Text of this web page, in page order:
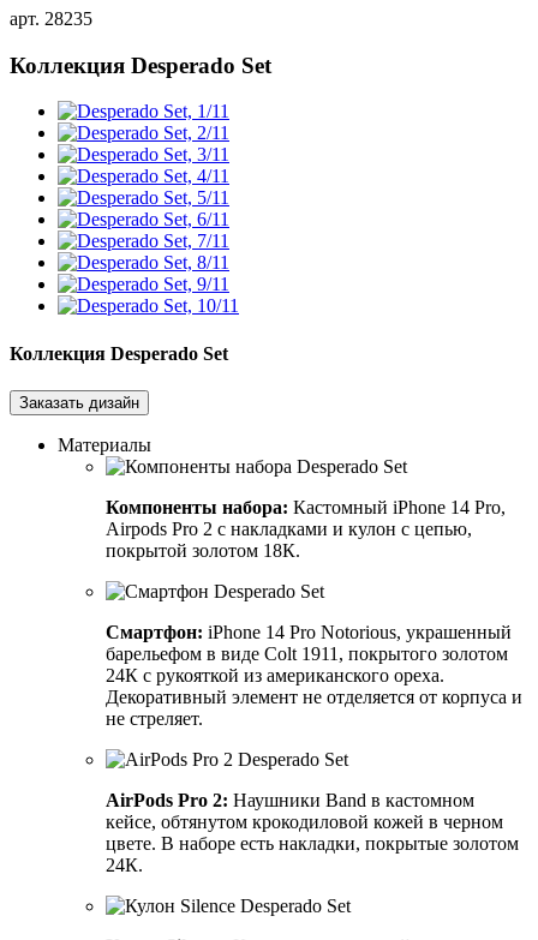
арт. 28235
Коллекция Desperado Set
Коллекция Desperado Set
Заказать дизайн
Материалы
Компоненты набора: Кастомный iPhone 14 Pro,
Airpods Pro 2 с накладками и кулон с цепью,
покрытой золотом 18К.
Смартфон: iPhone 14 Pro Notorious, украшенный
барельефом в виде Colt 1911, покрытого золотом
24К с рукояткой из американского ореха.
Декоративный элемент не отделяется от корпуса и
не стреляет.
AirPods Pro 2: Наушники Band в кастомном
кейсе, обтянутом крокодиловой кожей в черном
цвете. В наборе есть накладки, покрытые золотом
24К.